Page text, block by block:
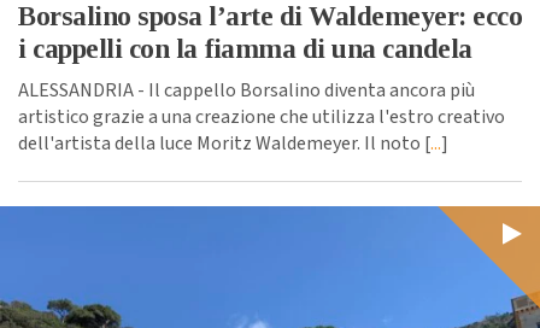
Borsalino sposa l’arte di Waldemeyer: ecco
i cappelli con la fiamma di una candela
ALESSANDRIA - Il cappello Borsalino diventa ancora più
artistico grazie a una creazione che utilizza l'estro creativo
dell'artista della luce Moritz Waldemeyer. Il noto [...]